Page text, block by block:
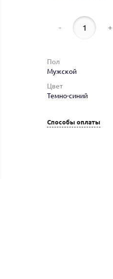
- +
Пол
Мужской
Цвет
Темно-синий
Способы оплаты